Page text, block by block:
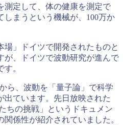
測定して、体の健康を測定で
しまうという機械が、100万か
場」ドイツで開発されたものと
が、ドイツで波動研究が進んで
。
ら、波動を「量子論」で科学
出ています。先日放映された
の挑戦」というドキュメン
係性が紹介されていました。